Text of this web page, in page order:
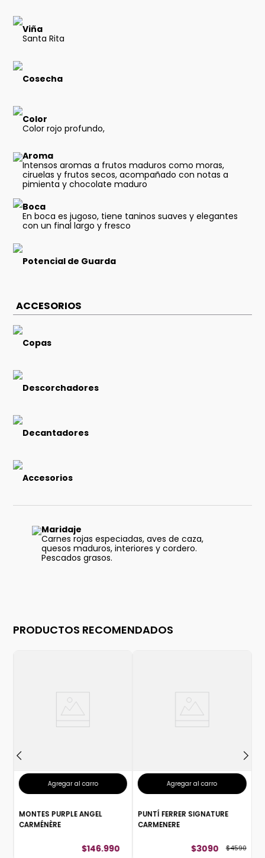
Viña
Santa Rita
Cosecha
Color
Color rojo profundo,
Aroma
Intensos aromas a frutos maduros como moras,
ciruelas y frutos secos, acompañado con notas a
pimienta y chocolate maduro
Boca
En boca es jugoso, tiene taninos suaves y elegantes
con un final largo y fresco
Potencial de Guarda
ACCESORIOS
Copas
Descorchadores
Decantadores
Accesorios
Maridaje
Carnes rojas especiadas, aves de caza,
quesos maduros, interiores y cordero.
Pescados grasos.
PRODUCTOS RECOMENDADOS
Agregar al carro
MONTES PURPLE ANGEL
CARMÉNÈRE
$146.990
Agregar al carro
PUNTÍ FERRER SIGNATURE
CARMENERE
$3090 $4590